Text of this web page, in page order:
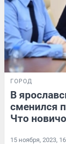
ГОРОД
В
сменился
Что
15 ноября, 2023,